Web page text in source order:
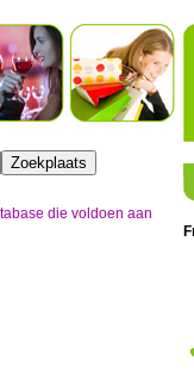
die voldoen aan